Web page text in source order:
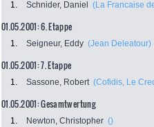
1. Schnider, Daniel (La Francaise
01.05.2001: 6. Etappe
1. Seigneur, Eddy (Jean Deleatour)
01.05.2001: 7. Etappe
1. Sassone, Robert (Cofidis, Le
01.05.2001: Gesamtwertung
1. Newton, Christopher ()